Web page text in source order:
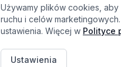
Używamy plików cookies,
ruchu i celów
ustawienia. Więcej w Polityce
Ustawienia